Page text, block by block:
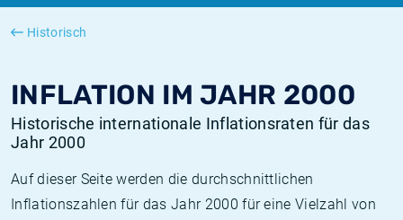
Historisch
INFLATION IM JAHR 2000
Historische internationale Inflationsraten für das
Jahr 2000
Auf dieser Seite werden die durchschnittlichen
Inflationszahlen für das Jahr 2000 für eine Vielzahl von
SONIA
Europäische inflation
Historische SONIA-Sätze